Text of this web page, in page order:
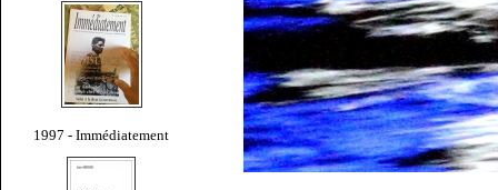
1997 - Immédiatement